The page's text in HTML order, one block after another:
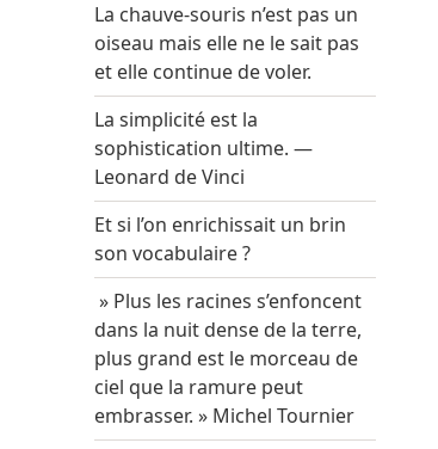
La chauve-souris n’est pas un
oiseau mais elle ne le sait pas
et elle continue de voler.
La simplicité est la
sophistication ultime. —
Leonard de Vinci
Et si l’on enrichissait un brin
son vocabulaire ?
» Plus les racines s’enfoncent
dans la nuit dense de la terre,
plus grand est le morceau de
ciel que la ramure peut
embrasser. » Michel Tournier